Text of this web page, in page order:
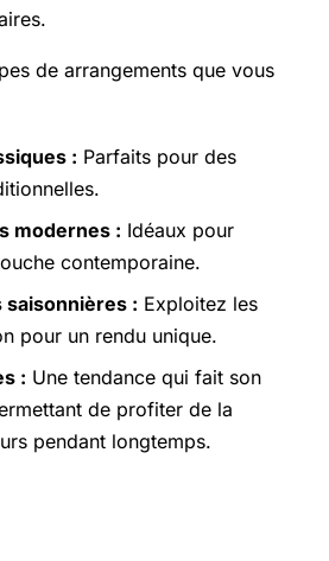
de arrangements que vous
: Parfaits pour des
modernes : Idéaux pour
contemporaine.
: Exploitez les
pour un rendu unique.
: Une tendance qui fait son
de profiter de la
pendant longtemps.